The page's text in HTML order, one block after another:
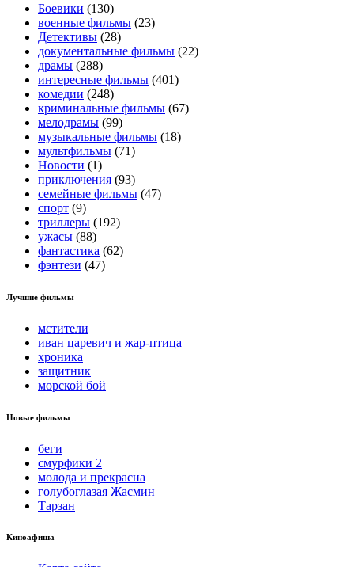
Боевики (130)
военные фильмы (23)
Детективы (28)
документальные фильмы (22)
драмы (288)
интересные фильмы (401)
комедии (248)
криминальные фильмы (67)
мелодрамы (99)
музыкальные фильмы (18)
мультфильмы (71)
Новости (1)
приключения (93)
семейные фильмы (47)
спорт (9)
триллеры (192)
ужасы (88)
фантастика (62)
фэнтези (47)
Лучшие фильмы
мстители
иван царевич и жар-птица
хроника
защитник
морской бой
Новые фильмы
беги
смурфики 2
молода и прекрасна
голубоглазая Жасмин
Тарзан
Киноафиша